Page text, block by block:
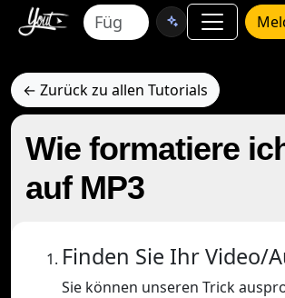
← Zurück zu allen Tutorials
Wie formatiere
auf MP3
Finden Sie Ihr Video/
Sie können unseren Trick